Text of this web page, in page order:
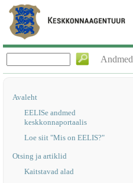
Andmed
Avaleht
EELISe andmed
keskkonnaportaalis
Loe siit "Mis on EELIS?"
Otsing ja artiklid
Kaitstavad alad